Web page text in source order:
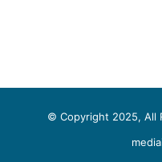
© Copyright 2025, All